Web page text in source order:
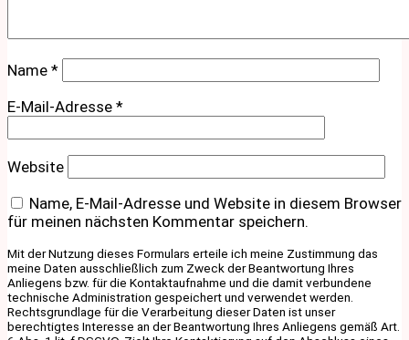
Name *
E-Mail-Adresse *
Website
Name, E-Mail-Adresse und Website in diesem Browser
für meinen nächsten Kommentar speichern.
Mit der Nutzung dieses Formulars erteile ich meine Zustimmung das
meine Daten ausschließlich zum Zweck der Beantwortung Ihres
Anliegens bzw. für die Kontaktaufnahme und die damit verbundene
technische Administration gespeichert und verwendet werden.
Rechtsgrundlage für die Verarbeitung dieser Daten ist unser
berechtigtes Interesse an der Beantwortung Ihres Anliegens gemäß Art.